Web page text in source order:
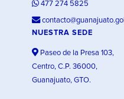
477 274 5825
NUESTRA SEDE
Paseo de la Presa 103,
Centro, C.P. 36000,
Guanajuato, GTO.